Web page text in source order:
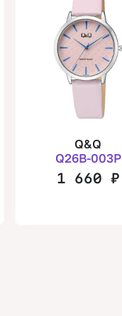
Q&Q
Q26B-003P
1 660 ₽